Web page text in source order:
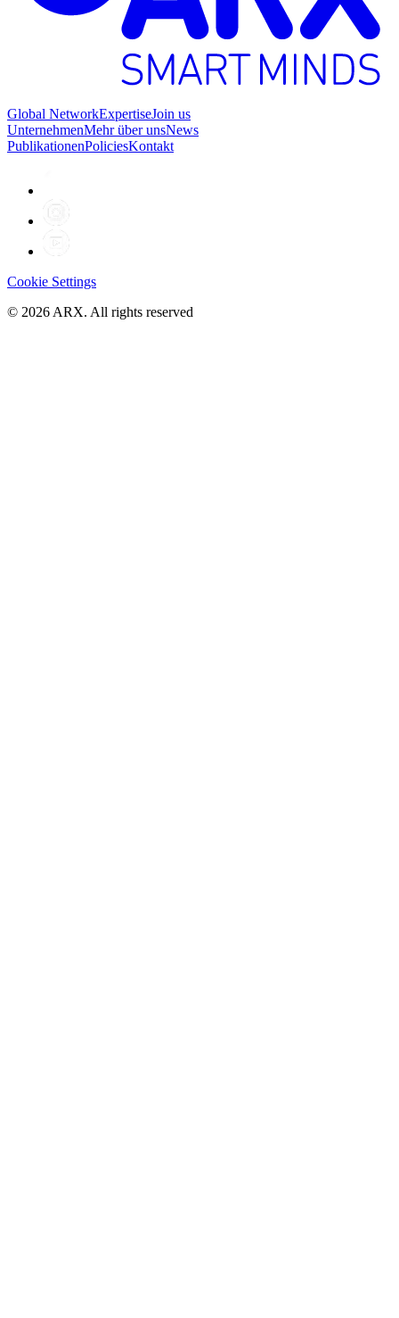
Global NetworkExpertiseJoin us
UnternehmenMehr über unsNews
PublikationenPoliciesKontakt
Cookie Settings
© 2026 ARX. All rights reserved